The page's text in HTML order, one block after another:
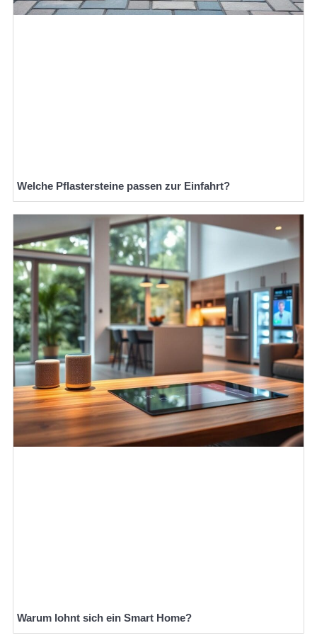
Welche Pflastersteine passen zur Einfahrt?
Warum lohnt sich ein Smart Home?